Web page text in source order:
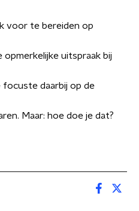
voor te bereiden op
uitspraak bij
focuste daarbij op de
Maar: hoe doe je dat?